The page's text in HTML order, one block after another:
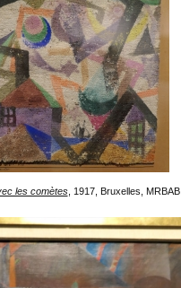
les comètes, 1917, Bruxelles, MRBAB